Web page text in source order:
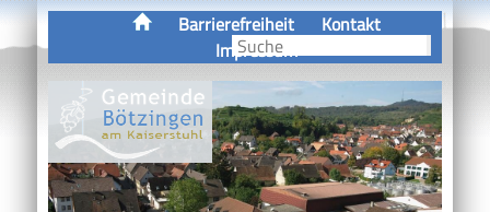
Barrierefreiheit
Kontakt
Impressum